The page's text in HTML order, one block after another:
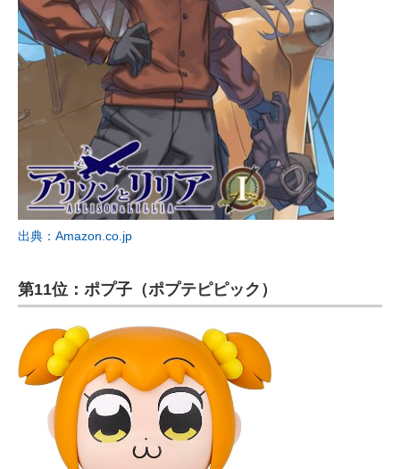
出典：Amazon.co.jp
第11位：ポプ子（ポプテピピック）